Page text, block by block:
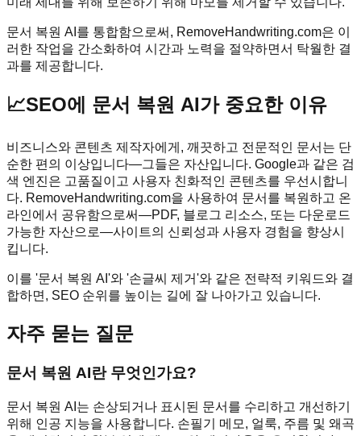
문서 복원 AI를 통합함으로써, RemoveHandwriting.com은 이
러한 작업을 간소화하여 시간과 노력을 절약하면서 탁월한 결
과를 제공합니다.
📈SEO에 문서 복원 AI가 중요한 이유
비즈니스와 콘텐츠 제작자에게, 깨끗하고 전문적인 문서는 단
순한 편의 이상입니다—그들은 자산입니다. Google과 같은 검
색 엔진은 고품질이고 사용자 친화적인 콘텐츠를 우선시합니
다. RemoveHandwriting.com을 사용하여 문서를 복원하고 온
라인에서 공유함으로써—PDF, 블로그 리소스, 또는 다운로드
가능한 자산으로—사이트의 신뢰성과 사용자 경험을 향상시
킵니다.
이를 '문서 복원 AI'와 '손글씨 제거'와 같은 전략적 키워드와 결
합하면, SEO 순위를 높이는 길에 잘 나아가고 있습니다.
자주 묻는 질문
문서 복원 AI란 무엇인가요?
문서 복원 AI는 손상되거나 표시된 문서를 수리하고 개선하기
위해 인공 지능을 사용합니다. 손필기 메모, 얼룩, 주름 및 왜곡